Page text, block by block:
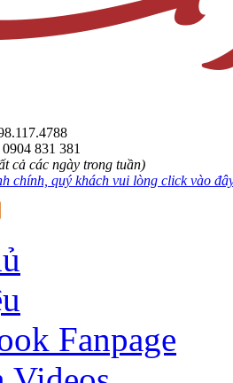
831 381
cả các ngày trong tuần)
chính, quý khách vui lòng click vào
Fanpage